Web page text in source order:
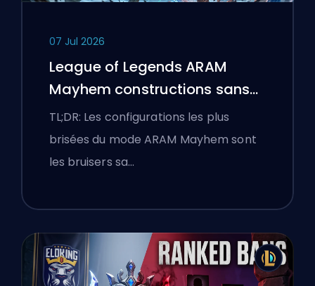
07 Jul 2026
League of Legends ARAM
Mayhem constructions sans
bottes
TL;DR: Les configurations les plus
brisées du mode ARAM Mayhem sont
les bruisers sa…